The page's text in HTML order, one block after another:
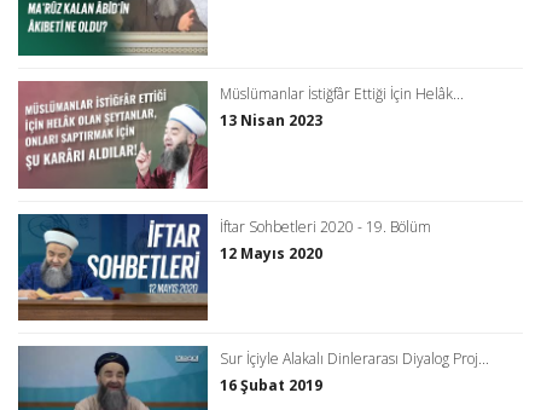
Müslümanlar İstiğfâr Ettiği İçin Helâk...
13 Nisan 2023
İftar Sohbetleri 2020 - 19. Bölüm
12 Mayıs 2020
Sur İçiyle Alakalı Dinlerarası Diyalog Proj...
16 Şubat 2019